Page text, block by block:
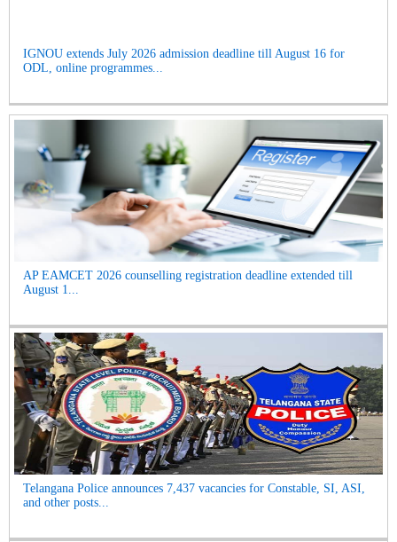
IGNOU extends July 2026 admission deadline till August 16 for
ODL, online programmes...
AP EAMCET 2026 counselling registration deadline extended till
August 1...
Telangana Police announces 7,437 vacancies for Constable, SI, ASI,
and other posts...